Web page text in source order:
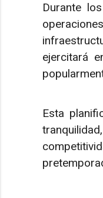
Durante
ejercitará
Esta